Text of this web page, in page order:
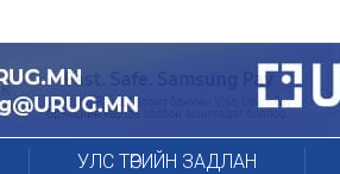
УЛС ТӨРИЙН ЗАДЛАН